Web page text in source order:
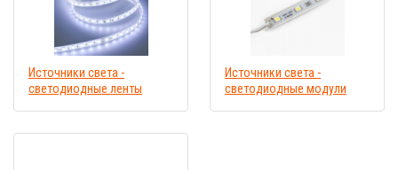
Источники света -
светодиодные ленты
Источники света -
светодиодные модули